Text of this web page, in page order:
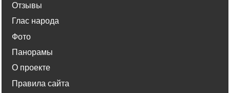
Отзывы
Глас народа
Фото
Панорамы
О проекте
Правила сайта